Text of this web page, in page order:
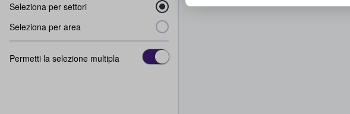
Seleziona per settori
Seleziona per area
Permetti la selezione multipla